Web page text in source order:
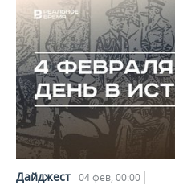
Дайджест 04 фев, 00:00